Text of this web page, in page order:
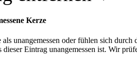
Kerze
unangemessen oder fühlen sich
dieser Eintrag unangemessen ist. Wir